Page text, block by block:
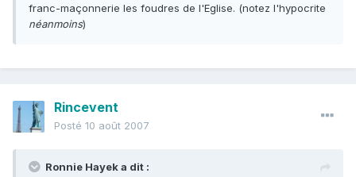
franc-maçonnerie les foudres de l'Eglise. (notez l'hypocrite
néanmoins)
Rincevent
Posté 10 août 2007
Ronnie Hayek a dit :